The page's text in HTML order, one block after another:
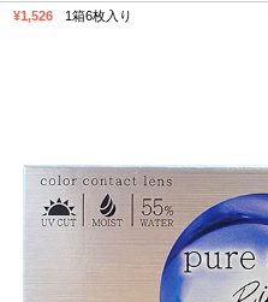
¥1,526 1箱6枚入り